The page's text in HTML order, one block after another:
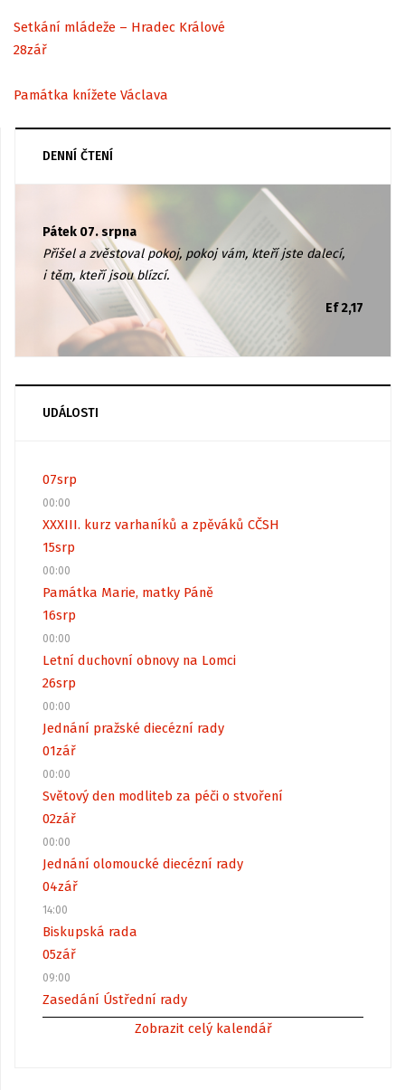
Setkání mládeže – Hradec Králové
28zář
Památka knížete Václava
DENNÍ ČTENÍ
Pátek 07. srpna
Přišel a zvěstoval pokoj, pokoj vám, kteří jste dalecí,
i těm, kteří jsou blízcí.
Ef 2,17
UDÁLOSTI
07srp
00:00
XXXIII. kurz varhaníků a zpěváků CČSH
15srp
00:00
Památka Marie, matky Páně
16srp
00:00
Letní duchovní obnovy na Lomci
26srp
00:00
Jednání pražské diecézní rady
01zář
00:00
Světový den modliteb za péči o stvoření
02zář
00:00
Jednání olomoucké diecézní rady
04zář
14:00
Biskupská rada
05zář
09:00
Zasedání Ústřední rady
Zobrazit celý kalendář